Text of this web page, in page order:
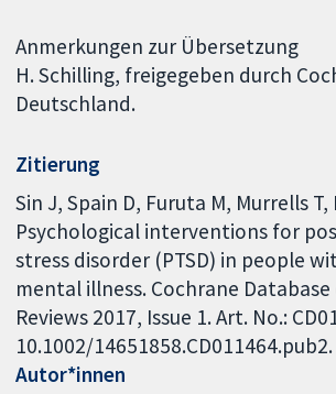
Anmerkungen zur Übersetzung
H. Schilling, freigegeben durch
Deutschland.
Zitierung
Sin J, Spain D, Furuta M, Murrells
Psychological interventions for
stress disorder (PTSD) in people
mental illness. Cochrane
Reviews 2017, Issue 1. Art. No.:
10.1002/14651858.CD011464.pub2.
Autor*innen